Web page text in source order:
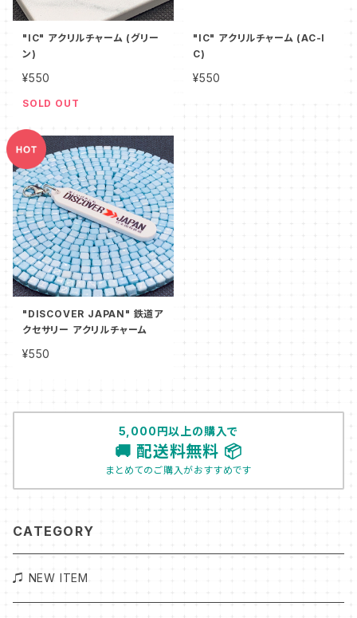
"IC" アクリルチャーム (グリー
ン)
¥550
SOLD OUT
"IC" アクリルチャーム (AC-I
C)
¥550
"DISCOVER JAPAN" 鉄道ア
クセサリー アクリルチャーム
¥550
5,000円以上の購入で
🚚 配送料無料 📦
まとめてのご購入がおすすめです
CATEGORY
♫ NEW ITEM